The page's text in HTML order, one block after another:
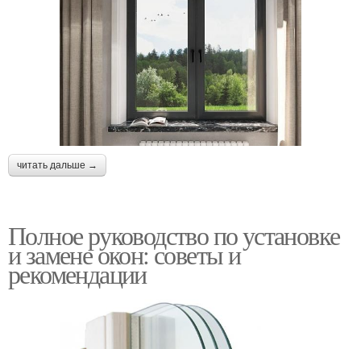
читать дальше →
Полное руководство по установке
и замене окон: советы и
рекомендации